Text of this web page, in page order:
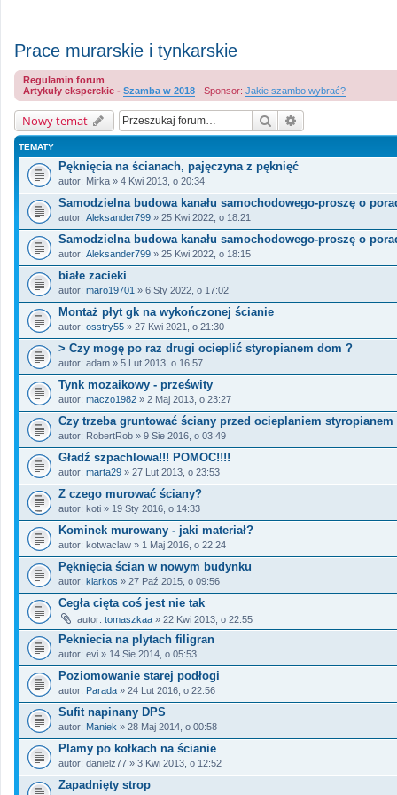
Prace murarskie i tynkarskie
Regulamin forum
Artykuły eksperckie - Szamba w 2018 - Sponsor: Jakie szambo wybrać?
Nowy temat Szukaj
TEMATY
Pęknięcia na ścianach, pajęczyna z pęknięć
autor: Mirka » 4 Kwi 2013, o 20:34
Samodzielna budowa kanału samochodowego-proszę o
autor: Aleksander799 » 25 Kwi 2022, o 18:21
Samodzielna budowa kanału samochodowego-proszę o
autor: Aleksander799 » 25 Kwi 2022, o 18:15
białe zacieki
autor: maro19701 » 6 Sty 2022, o 17:02
Montaż płyt gk na wykończonej ścianie
autor: osstry55 » 27 Kwi 2021, o 21:30
> Czy mogę po raz drugi ocieplić styropianem dom ?
autor: adam » 5 Lut 2013, o 16:57
Tynk mozaikowy - prześwity
autor: maczo1982 » 2 Maj 2013, o 23:27
Czy trzeba gruntować ściany przed ocieplaniem styropianem
autor: RobertRob » 9 Sie 2016, o 03:49
Gładź szpachlowa!!! POMOC!!!!
autor: marta29 » 27 Lut 2013, o 23:53
Z czego murować ściany?
autor: koti » 19 Sty 2016, o 14:33
Kominek murowany - jaki materiał?
autor: kotwaclaw » 1 Maj 2016, o 22:24
Pęknięcia ścian w nowym budynku
autor: klarkos » 27 Paź 2015, o 09:56
Cegła cięta coś jest nie tak
autor: tomaszkaa » 22 Kwi 2013, o 22:55
Pekniecia na plytach filigran
autor: evi » 14 Sie 2014, o 05:53
Poziomowanie starej podłogi
autor: Parada » 24 Lut 2016, o 22:56
Sufit napinany DPS
autor: Maniek » 28 Maj 2014, o 00:58
Plamy po kołkach na ścianie
autor: danielz77 » 3 Kwi 2013, o 12:52
Zapadnięty strop